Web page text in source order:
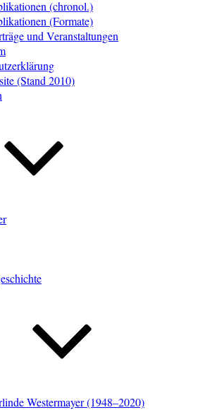
(chronol.)
(Formate)
und Veranstaltungen
(Stand 2010)
Westermayer (1948–2020)